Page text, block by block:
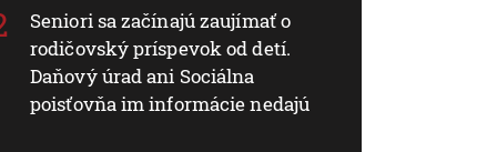
Seniori sa začínajú zaujímať o
rodičovský príspevok od detí.
Daňový úrad ani Sociálna
poisťovňa im informácie nedajú